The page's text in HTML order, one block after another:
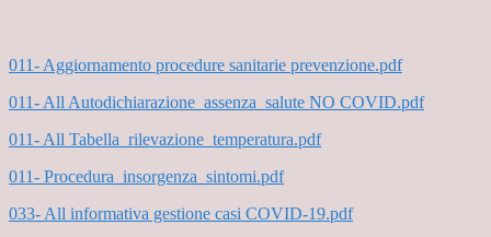
011- Aggiornamento procedure sanitarie prevenzione.pdf
011- All Autodichiarazione_assenza_salute NO COVID.pdf
011- All Tabella_rilevazione_temperatura.pdf
011- Procedura_insorgenza_sintomi.pdf
033- All informativa gestione casi COVID-19.pdf